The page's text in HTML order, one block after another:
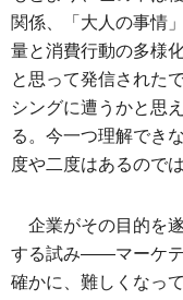
関係、「大人の事情
量と消費行動の多様
と思って発信された
シングに遭うかと思
る。今一つ理解でき
度や二度はあるので
企業がその目的を
する試み――マーケテ
確かに、難しくなっ